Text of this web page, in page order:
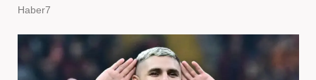
Haber7